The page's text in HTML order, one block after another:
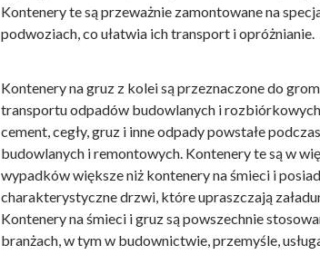
Kontenery te są przeważnie zamontowane na
podwoziach, co ułatwia ich transport i opróżnianie.
Kontenery na gruz z kolei są przeznaczone do
transportu odpadów budowlanych i
cement, cegły, gruz i inne odpady powstałe
budowlanych i remontowych. Kontenery te są w
wypadków większe niż kontenery na śmieci i
charakterystyczne drzwi, które upraszczają
Kontenery na śmieci i gruz są powszechnie
branżach, w tym w budownictwie, przemyśle,